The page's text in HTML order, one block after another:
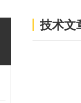
技术文